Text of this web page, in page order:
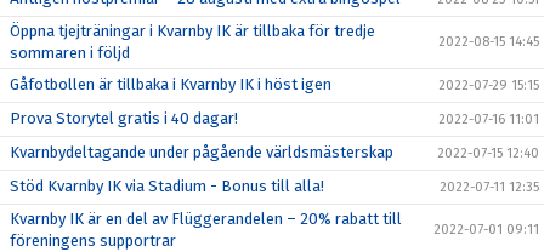
Öppna tjejträningar i Kvarnby IK är tillbaka för tredje
sommaren i följd
2022-08-15 14:45
Gåfotbollen är tillbaka i Kvarnby IK i höst igen 2022-07-29 15:15
Prova Storytel gratis i 40 dagar! 2022-07-16 11:01
Kvarnbydeltagande under pågående världsmästerskap 2022-07-15 12:40
Stöd Kvarnby IK via Stadium - Bonus till alla! 2022-07-11 12:35
Kvarnby IK är en del av Flüggerandelen – 20% rabatt till
föreningens supportrar
2022-07-01 09:11